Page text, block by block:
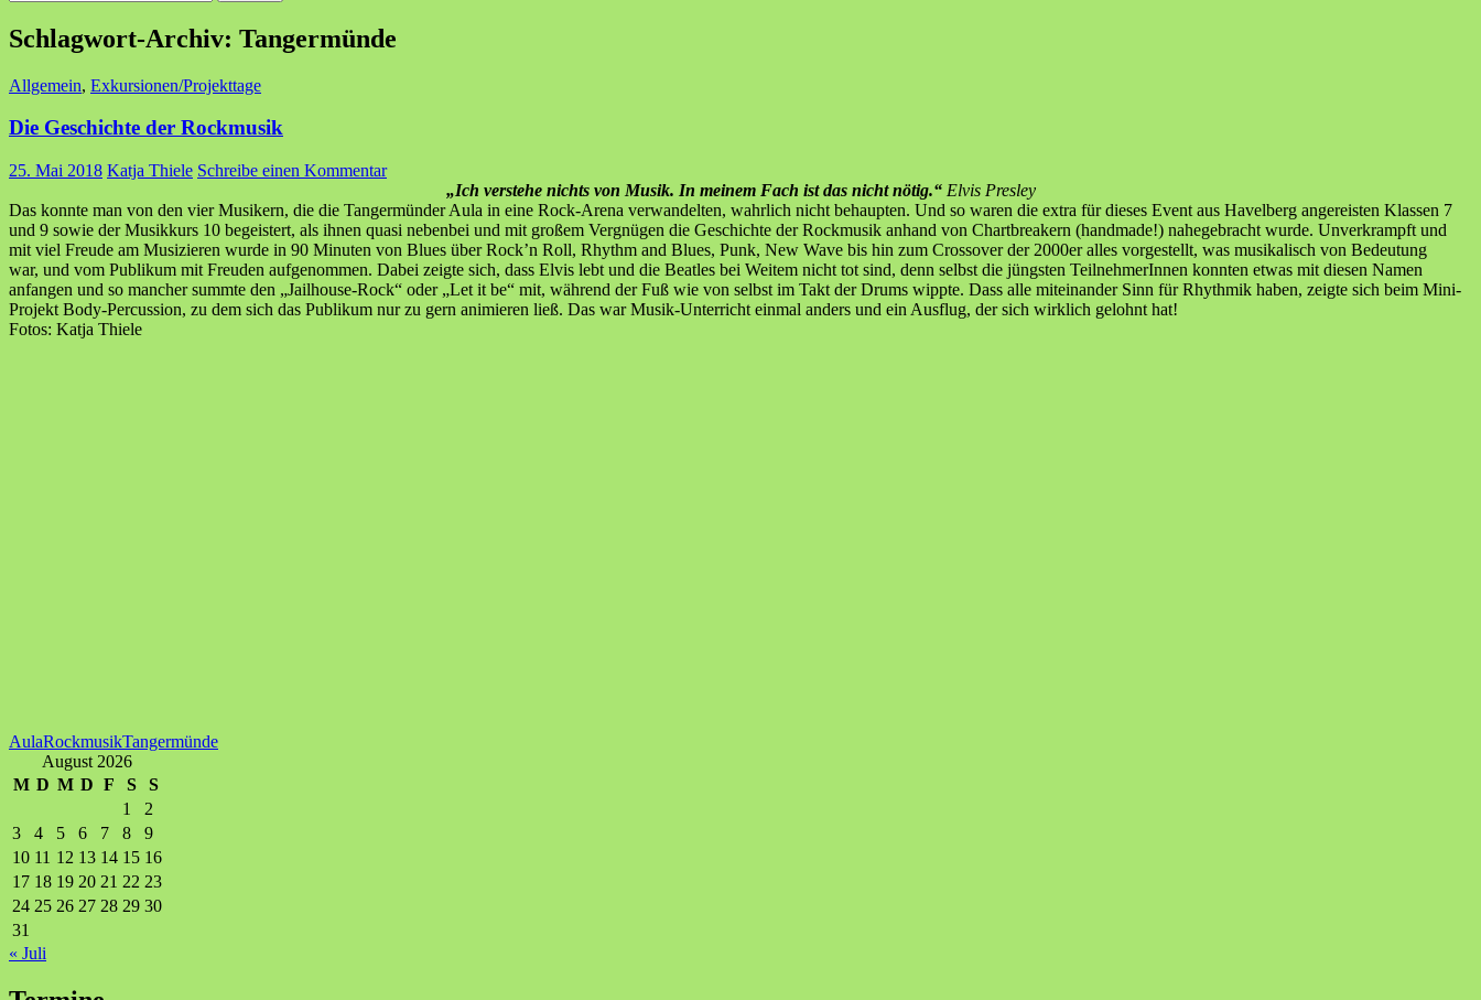
nach:
Schlagwort-Archiv: Tangermünde
Allgemein, Exkursionen/Projekttage
Die Geschichte der Rockmusik
25. Mai 2018 Katja Thiele Schreibe einen Kommentar
„Ich verstehe nichts von Musik. In meinem Fach ist das nicht nötig.“ Elvis Presley
Das konnte man von den vier Musikern, die die Tangermünder Aula in eine Rock-Arena verwandelten, wahrlich nicht behaupten. Und so waren die extra für dieses Event aus Havelberg angereisten Klassen 7
und 9 sowie der Musikkurs 10 begeistert, als ihnen quasi nebenbei und mit großem Vergnügen die Geschichte der Rockmusik anhand von Chartbreakern (handmade!) nahegebracht wurde. Unverkrampft und
mit viel Freude am Musizieren wurde in 90 Minuten von Blues über Rock’n Roll, Rhythm and Blues, Punk, New Wave bis hin zum Crossover der 2000er alles vorgestellt, was musikalisch von Bedeutung
war, und vom Publikum mit Freuden aufgenommen. Dabei zeigte sich, dass Elvis lebt und die Beatles bei Weitem nicht tot sind, denn selbst die jüngsten TeilnehmerInnen konnten etwas mit diesen Namen
anfangen und so mancher summte den „Jailhouse-Rock“ oder „Let it be“ mit, während der Fuß wie von selbst im Takt der Drums wippte. Dass alle miteinander Sinn für Rhythmik haben, zeigte sich beim Mini-
Projekt Body-Percussion, zu dem sich das Publikum nur zu gern animieren ließ. Das war Musik-Unterricht einmal anders und ein Ausflug, der sich wirklich gelohnt hat!
Fotos: Katja Thiele
AulaRockmusikTangermünde
August 2026
M D M D F S
S
1
2
3
4 5 6 7 8
9
10 11 12 13 14 15 16
17 18 19 20 21 22 23
24 25 26 27 28 29 30
31
« Juli